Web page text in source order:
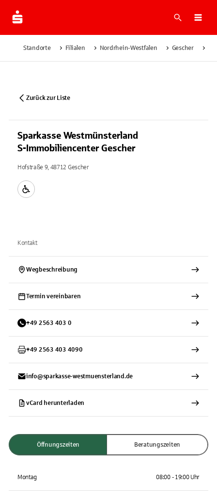
Suche
Standorte Filialen Nordrhein-Westfalen Gescher
Zurück zur Liste
Sparkasse Westmünsterland
S-Immobiliencenter Gescher
Hofstraße 9, 48712 Gescher
Kontakt
Wegbeschreibung
Termin vereinbaren
+49 2563 403 0
+49 2563 403 4090
info@sparkasse-westmuensterland.de
vCard herunterladen
Öffnungszeiten Beratungszeiten
Montag 08:00 - 19:00 Uhr